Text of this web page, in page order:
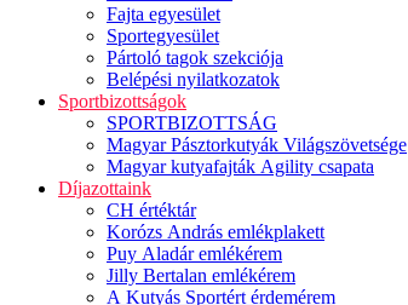
Fajta egyesület
Sportegyesület
Pártoló tagok szekciója
Belépési nyilatkozatok
Sportbizottságok
SPORTBIZOTTSÁG
Magyar Pásztorkutyák Világszövetsége
Magyar kutyafajták Agility csapata
Díjazottaink
CH értéktár
Korózs András emlékplakett
Puy Aladár emlékérem
Jilly Bertalan emlékérem
A Kutyás Sportért érdemérem